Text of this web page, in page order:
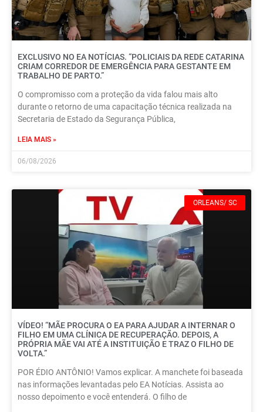
EXCLUSIVO NO EA NOTÍCIAS. “POLICIAIS DA REDE CATARINA
CRIAM CORREDOR DE EMERGÊNCIA PARA GESTANTE EM
TRABALHO DE PARTO.”
O compromisso com a proteção da vida falou mais alto
durante o retorno de uma capacitação técnica realizada na
Secretaria de Estado da Segurança Pública,
LEIA MAIS »
06/08/2026
ORLEANS/ SC
VÍDEO! “MÃE PROCURA O EA PARA AJUDAR A INTERNAR O
FILHO EM UMA CLÍNICA DE RECUPERAÇÃO. DEPOIS, A
PRÓPRIA MÃE VAI ATÉ A INSTITUIÇÃO E TRAZ O FILHO DE
VOLTA.”
POR ÉDIO ANTÔNIO! Vamos explicar. A manchete foi baseada
nas informações levantadas pelo EA Notícias. Assista ao
nosso depoimento e você entenderá. O filho de